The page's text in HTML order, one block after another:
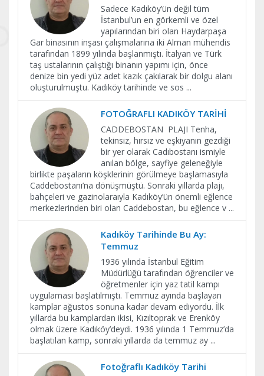
Sadece Kadıköy’ün değil tüm
İstanbul’un en görkemli ve özel
yapılarından biri olan Haydarpaşa
Gar binasının inşası çalışmalarına iki Alman mühendis
tarafından 1899 yılında başlanmıştı. İtalyan ve Türk
taş ustalarının çalıştığı binanın yapımı için, önce
denize bin yedi yüz adet kazık çakılarak bir dolgu alanı
oluşturulmuştu. Kadıköy tarihinde ve sos ...
FOTOĞRAFLI KADIKÖY TARİHİ
CADDEBOSTAN PLAJI Tenha,
tekinsiz, hırsız ve eşkiyanın gezdiği
bir yer olarak Cadıbostanı ismiyle
anılan bölge, sayfiye geleneğiyle
birlikte paşaların köşklerinin görülmeye başlamasıyla
Caddebostanı’na dönüşmüştü. Sonraki yıllarda plajı,
bahçeleri ve gazinolaraıyla Kadıköy’ün önemli eğlence
merkezlerinden biri olan Caddebostan, bu eğlence v ...
Kadıköy Tarihinde Bu Ay:
Temmuz
1936 yılında İstanbul Eğitim
Müdürlüğü tarafından öğrenciler ve
öğretmenler için yaz tatil kampı
uygulaması başlatılmıştı. Temmuz ayında başlayan
kamplar ağustos sonuna kadar devam ediyordu. İlk
yıllarda bu kamplardan ikisi, Kızıltoprak ve Erenköy
olmak üzere Kadıköy’deydi. 1936 yılında 1 Temmuz’da
başlatılan kamp, sonraki yıllarda da temmuz ay ...
Fotoğraflı Kadıköy Tarihi